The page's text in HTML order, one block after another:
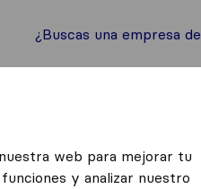
¿Buscas una empresa de
web para mejorar tu
y analizar nuestro